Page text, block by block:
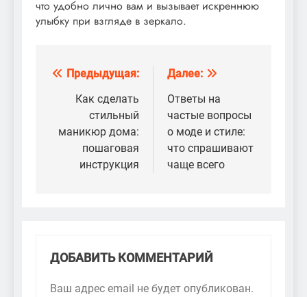
что удобно лично вам и вызывает искреннюю
улыбку при взгляде в зеркало.
Навигация
записям
Предыдущая:
Как сделать
стильный
маникюр дома:
пошаговая
инструкция
Далее:
Ответы на
частые вопросы
о моде и стиле:
что спрашивают
чаще всего
ДОБАВИТЬ КОММЕНТАРИЙ
Ваш адрес email не будет опубликован.